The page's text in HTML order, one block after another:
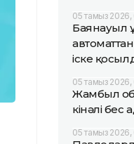
05 тамыз 2026,
Баянауыл
іске
05 тамыз 2026,
Жамбыл
кінәлі
05 тамыз 2026,